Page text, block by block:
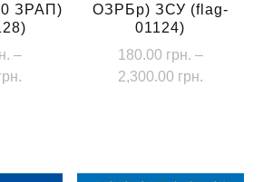
ЗРАП)
–
ОЗРБр) ЗСУ (flag-
01124)
180.00 грн. –
2,300.00 грн.